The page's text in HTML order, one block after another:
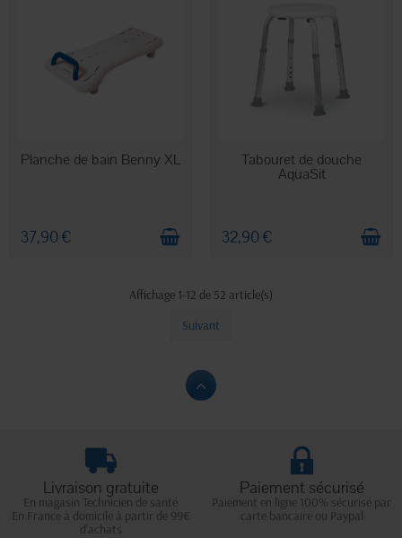
EN STOCK
Planche de bain Benny XL
37,90 €
EN STOCK
Tabouret de douche
AquaSit
32,90 €
Affichage 1-12 de 52 article(s)
Suivant
Livraison gratuite
En magasin Technicien de santé
En France à domicile à partir de 99€
d'achats
Paiement sécurisé
Paiement en ligne 100% sécurisé par
carte bancaire ou Paypal